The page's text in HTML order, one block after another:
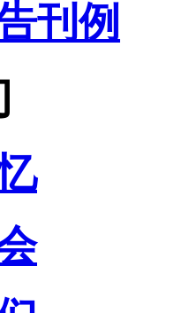
刊例